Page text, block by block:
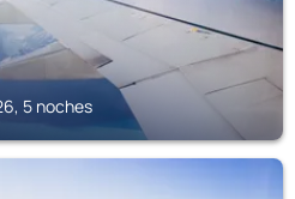
5 noches